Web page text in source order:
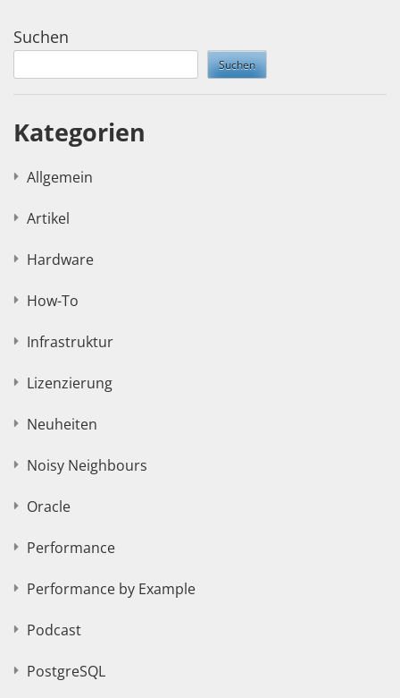
Suchen
Suchen
Kategorien
Allgemein
Artikel
Hardware
How-To
Infrastruktur
Lizenzierung
Neuheiten
Noisy Neighbours
Oracle
Performance
Performance by Example
Podcast
PostgreSQL